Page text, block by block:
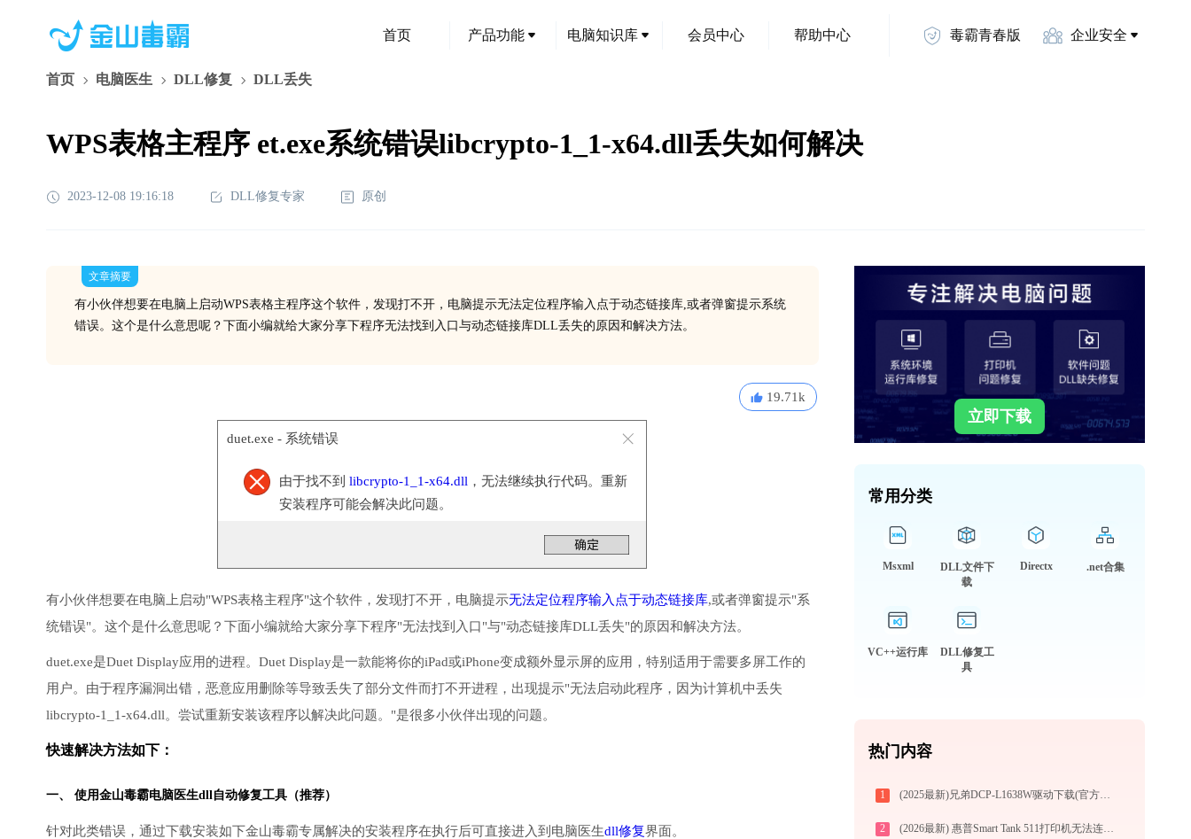
首页 产品功能 电脑知识库 会员中心 帮助中心 毒霸青春版 企业安全
首页 电脑医生 DLL修复 DLL丢失
WPS表格主程序 et.exe系统错误libcrypto-1_1-x64.dll丢失如何解决
2023-12-08 19:16:18 DLL修复专家 原创
文章摘要
有小伙伴想要在电脑上启动WPS表格主程序这个软件，发现打不开，电脑提示无法定位程序输入点于动态链接库,或者弹窗提示系统
错误。这个是什么意思呢？下面小编就给大家分享下程序无法找到入口与动态链接库DLL丢失的原因和解决方法。
19.71k
duet.exe - 系统错误
由于找不到 libcrypto-1_1-x64.dll ，无法继续执行代码。重新
安装程序可能会解决此问题。
有小伙伴想要在电脑上启动"WPS表格主程序"这个软件，发现打不开，电脑提示无法定位程序输入点于动态链接库,或者弹窗提示"系
统错误"。这个是什么意思呢？下面小编就给大家分享下程序"无法找到入口"与"动态链接库DLL丢失"的原因和解决方法。
duet.exe是Duet Display应用的进程。Duet Display是一款能将你的iPad或iPhone变成额外显示屏的应用，特别适用于需要多屏工作的
用户。由于程序漏洞出错，恶意应用删除等导致丢失了部分文件而打不开进程，出现提示"无法启动此程序，因为计算机中丢失
libcrypto-1_1-x64.dll。尝试重新安装该程序以解决此问题。"是很多小伙伴出现的问题。
快速解决方法如下：
一、 使用金山毒霸电脑医生dll自动修复工具（推荐）
针对此类错误，通过下载安装如下金山毒霸专属解决的安装程序在执行后可直接进入到电脑医生dll修复界面。
立即下载
常用分类
Msxml
DLL文件下
载
Directx .net合集
VC++运行库
DLL修复工
具
热门内容
1 (2025最新)兄弟DCP-L1638W驱动下载(官方Win10/Win11)
2 (2026最新) 惠普Smart Tank 511打印机无法连接？教你解决方法 - 金山毒霸